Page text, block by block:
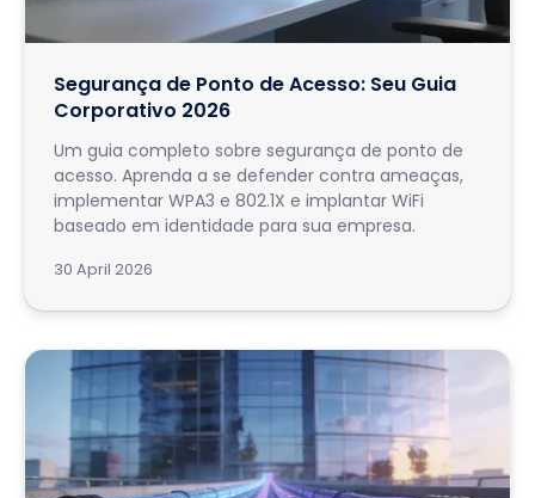
Segurança de Ponto de Acesso: Seu Guia
Corporativo 2026
Um guia completo sobre segurança de ponto de
acesso. Aprenda a se defender contra ameaças,
implementar WPA3 e 802.1X e implantar WiFi
baseado em identidade para sua empresa.
30 April 2026